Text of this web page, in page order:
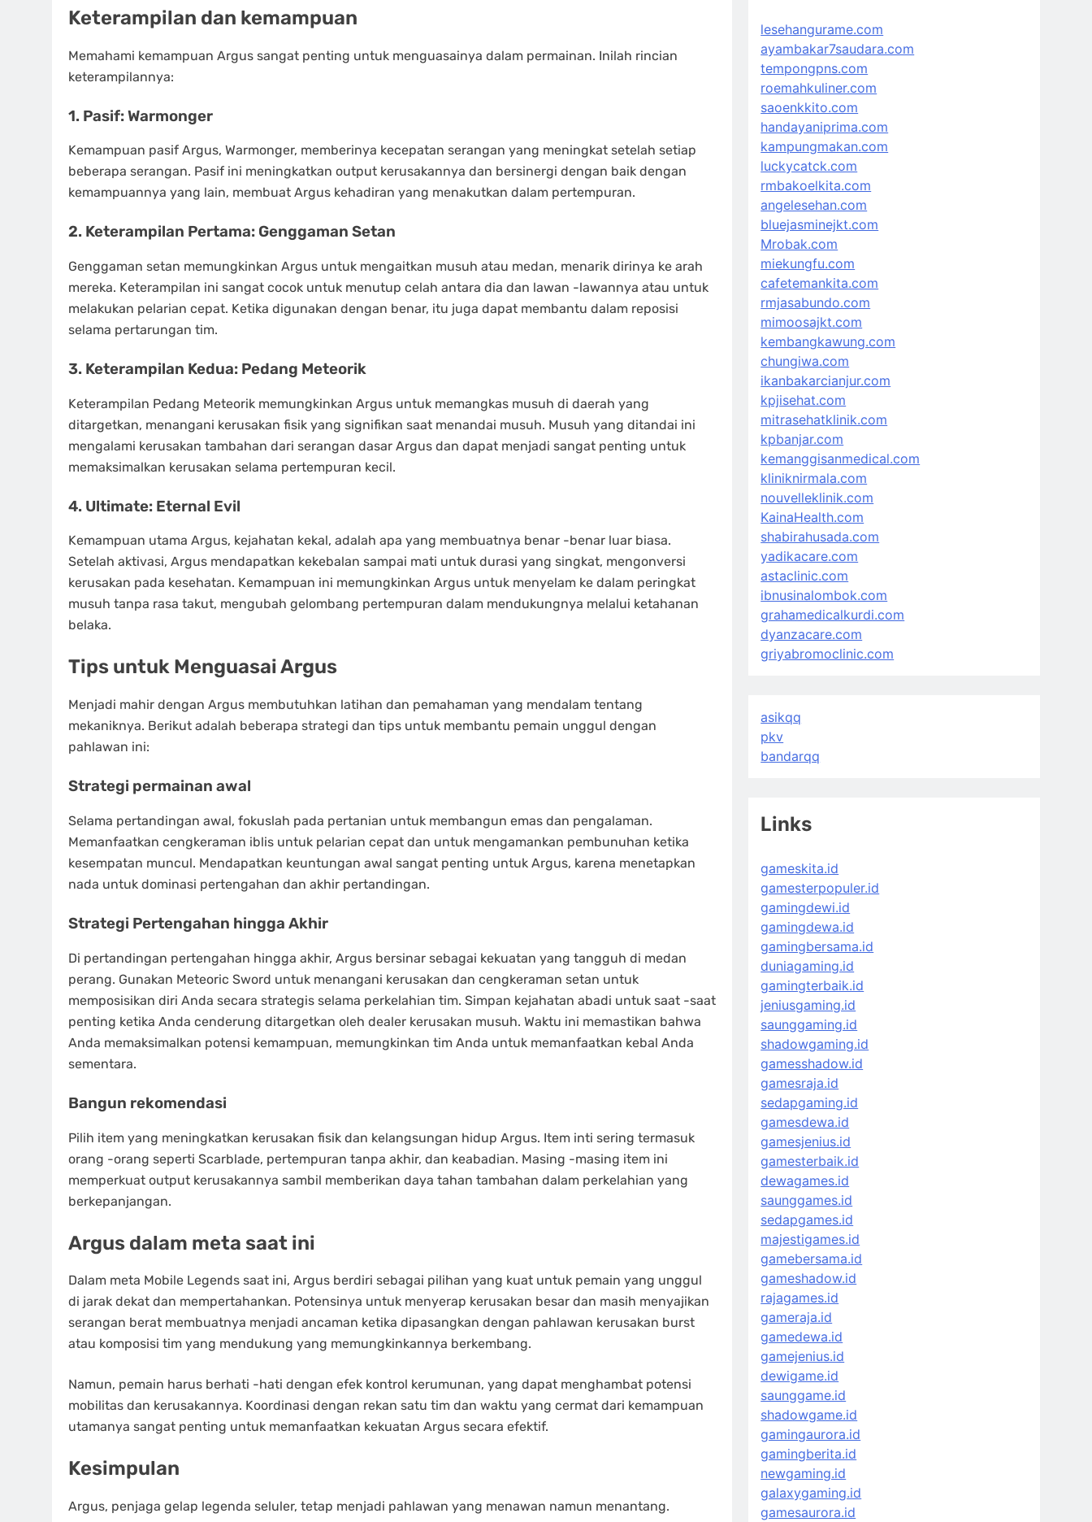
Keterampilan dan kemampuan
Memahami kemampuan Argus sangat penting untuk menguasainya dalam permainan. Inilah rincian
keterampilannya:
1. Pasif: Warmonger
Kemampuan pasif Argus, Warmonger, memberinya kecepatan serangan yang meningkat setelah setiap
beberapa serangan. Pasif ini meningkatkan output kerusakannya dan bersinergi dengan baik dengan
kemampuannya yang lain, membuat Argus kehadiran yang menakutkan dalam pertempuran.
2. Keterampilan Pertama: Genggaman Setan
Genggaman setan memungkinkan Argus untuk mengaitkan musuh atau medan, menarik dirinya ke arah
mereka. Keterampilan ini sangat cocok untuk menutup celah antara dia dan lawan -lawannya atau untuk
melakukan pelarian cepat. Ketika digunakan dengan benar, itu juga dapat membantu dalam reposisi
selama pertarungan tim.
3. Keterampilan Kedua: Pedang Meteorik
Keterampilan Pedang Meteorik memungkinkan Argus untuk memangkas musuh di daerah yang
ditargetkan, menangani kerusakan fisik yang signifikan saat menandai musuh. Musuh yang ditandai ini
mengalami kerusakan tambahan dari serangan dasar Argus dan dapat menjadi sangat penting untuk
memaksimalkan kerusakan selama pertempuran kecil.
4. Ultimate: Eternal Evil
Kemampuan utama Argus, kejahatan kekal, adalah apa yang membuatnya benar -benar luar biasa.
Setelah aktivasi, Argus mendapatkan kekebalan sampai mati untuk durasi yang singkat, mengonversi
kerusakan pada kesehatan. Kemampuan ini memungkinkan Argus untuk menyelam ke dalam peringkat
musuh tanpa rasa takut, mengubah gelombang pertempuran dalam mendukungnya melalui ketahanan
belaka.
Tips untuk Menguasai Argus
Menjadi mahir dengan Argus membutuhkan latihan dan pemahaman yang mendalam tentang
mekaniknya. Berikut adalah beberapa strategi dan tips untuk membantu pemain unggul dengan
pahlawan ini:
Strategi permainan awal
Selama pertandingan awal, fokuslah pada pertanian untuk membangun emas dan pengalaman.
Memanfaatkan cengkeraman iblis untuk pelarian cepat dan untuk mengamankan pembunuhan ketika
kesempatan muncul. Mendapatkan keuntungan awal sangat penting untuk Argus, karena menetapkan
nada untuk dominasi pertengahan dan akhir pertandingan.
Strategi Pertengahan hingga Akhir
Di pertandingan pertengahan hingga akhir, Argus bersinar sebagai kekuatan yang tangguh di medan
perang. Gunakan Meteoric Sword untuk menangani kerusakan dan cengkeraman setan untuk
memposisikan diri Anda secara strategis selama perkelahian tim. Simpan kejahatan abadi untuk saat -saat
penting ketika Anda cenderung ditargetkan oleh dealer kerusakan musuh. Waktu ini memastikan bahwa
Anda memaksimalkan potensi kemampuan, memungkinkan tim Anda untuk memanfaatkan kebal Anda
sementara.
Bangun rekomendasi
Pilih item yang meningkatkan kerusakan fisik dan kelangsungan hidup Argus. Item inti sering termasuk
orang -orang seperti Scarblade, pertempuran tanpa akhir, dan keabadian. Masing -masing item ini
memperkuat output kerusakannya sambil memberikan daya tahan tambahan dalam perkelahian yang
berkepanjangan.
Argus dalam meta saat ini
Dalam meta Mobile Legends saat ini, Argus berdiri sebagai pilihan yang kuat untuk pemain yang unggul
di jarak dekat dan mempertahankan. Potensinya untuk menyerap kerusakan besar dan masih menyajikan
serangan berat membuatnya menjadi ancaman ketika dipasangkan dengan pahlawan kerusakan burst
atau komposisi tim yang mendukung yang memungkinkannya berkembang.
Namun, pemain harus berhati -hati dengan efek kontrol kerumunan, yang dapat menghambat potensi
mobilitas dan kerusakannya. Koordinasi dengan rekan satu tim dan waktu yang cermat dari kemampuan
utamanya sangat penting untuk memanfaatkan kekuatan Argus secara efektif.
Kesimpulan
Argus, penjaga gelap legenda seluler, tetap menjadi pahlawan yang menawan namun menantang.
lesehangurame.com
ayambakar7saudara.com
tempongpns.com
roemahkuliner.com
saoenkkito.com
handayaniprima.com
kampungmakan.com
luckycatck.com
rmbakoelkita.com
angelesehan.com
bluejasminejkt.com
Mrobak.com
miekungfu.com
cafetemankita.com
rmjasabundo.com
mimoosajkt.com
kembangkawung.com
chungiwa.com
ikanbakarcianjur.com
kpjisehat.com
mitrasehatklinik.com
kpbanjar.com
kemanggisanmedical.com
kliniknirmala.com
nouvelleklinik.com
KainaHealth.com
shabirahusada.com
yadikacare.com
astaclinic.com
ibnusinalombok.com
grahamedicalkurdi.com
dyanzacare.com
griyabromoclinic.com
asikqq
pkv
bandarqq
Links
gameskita.id
gamesterpopuler.id
gamingdewi.id
gamingdewa.id
gamingbersama.id
duniagaming.id
gamingterbaik.id
jeniusgaming.id
saunggaming.id
shadowgaming.id
gamesshadow.id
gamesraja.id
sedapgaming.id
gamesdewa.id
gamesjenius.id
gamesterbaik.id
dewagames.id
saunggames.id
sedapgames.id
majestigames.id
gamebersama.id
gameshadow.id
rajagames.id
gameraja.id
gamedewa.id
gamejenius.id
dewigame.id
saunggame.id
shadowgame.id
gamingaurora.id
gamingberita.id
newgaming.id
galaxygaming.id
gamesaurora.id